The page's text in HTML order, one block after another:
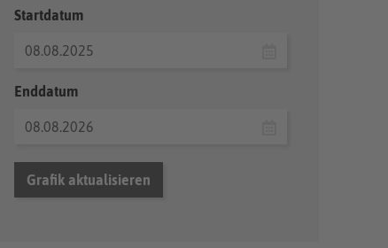
Startdatum
Enddatum
Grafik aktualisieren